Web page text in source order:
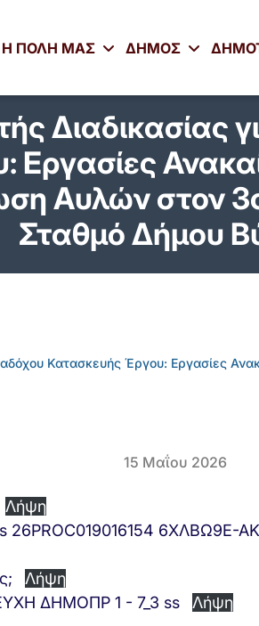
Η ΠΟΛΗ ΜΑΣ ΔΗΜΟΣ
Διαδικασίας
Αυλών στον
Σταθμό Δήμου
Κατασκευής Έργου: Εργασίες
15 Μαΐου 2026
Λήψη
26PROC019016154 6ΧΛΒΩ9Ε-
Λήψη
ΔΗΜΟΠΡ 1 - 7_3 ss
Λήψη